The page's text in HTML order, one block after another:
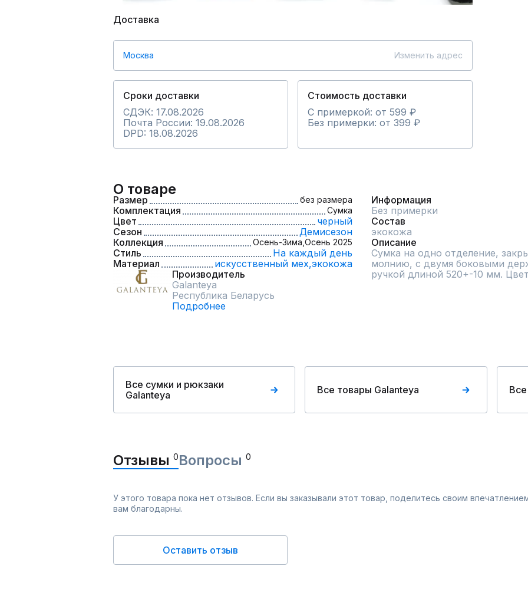
Доставка
Москва Изменить адрес
Сроки доставки
СДЭК: 17.08.2026
Почта России: 19.08.2026
DPD: 18.08.2026
Стоимость доставки
С примеркой: от 599 ₽
Без примерки: от 399 ₽
О товаре
Размер без размера
Комплектация Сумка
Цвет
черный
Сезон
Демисезон
Коллекция
Осень-Зима, Осень 2025
Стиль
На каждый день
Материал
искусственный мех,экокожа
Производитель
Galanteya
Республика Беларусь
Подробнее
Информация
Без примерки
Состав
экокожа
Описание
Сумка на одно отделение,
молнию, с двумя боковыми
ручкой длиной 520+-10 мм.
Все сумки и рюкзаки
Galanteya
Все товары Galanteya
Отзывы 0Вопросы 0
У этого товара пока нет отзывов. Если вы заказывали этот товар, поделитесь своим
вам благодарны.
Оставить отзыв